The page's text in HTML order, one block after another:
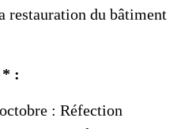
restauration du bâtiment
* :
: Réfection